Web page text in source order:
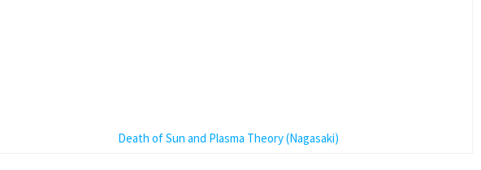
Death of Sun and Plasma Theory (Nagasaki)